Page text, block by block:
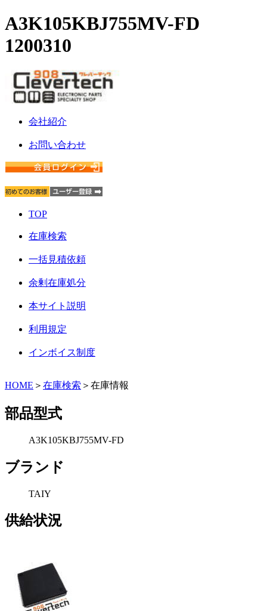
A3K105KBJ755MV-FD
1200310
会社紹介
お問い合わせ
TOP
在庫検索
一括見積依頼
余剰在庫処分
本サイト説明
利用規定
インボイス制度
HOME ＞ 在庫検索 ＞在庫情報
部品型式
A3K105KBJ755MV-FD
ブランド
TAIY
供給状況